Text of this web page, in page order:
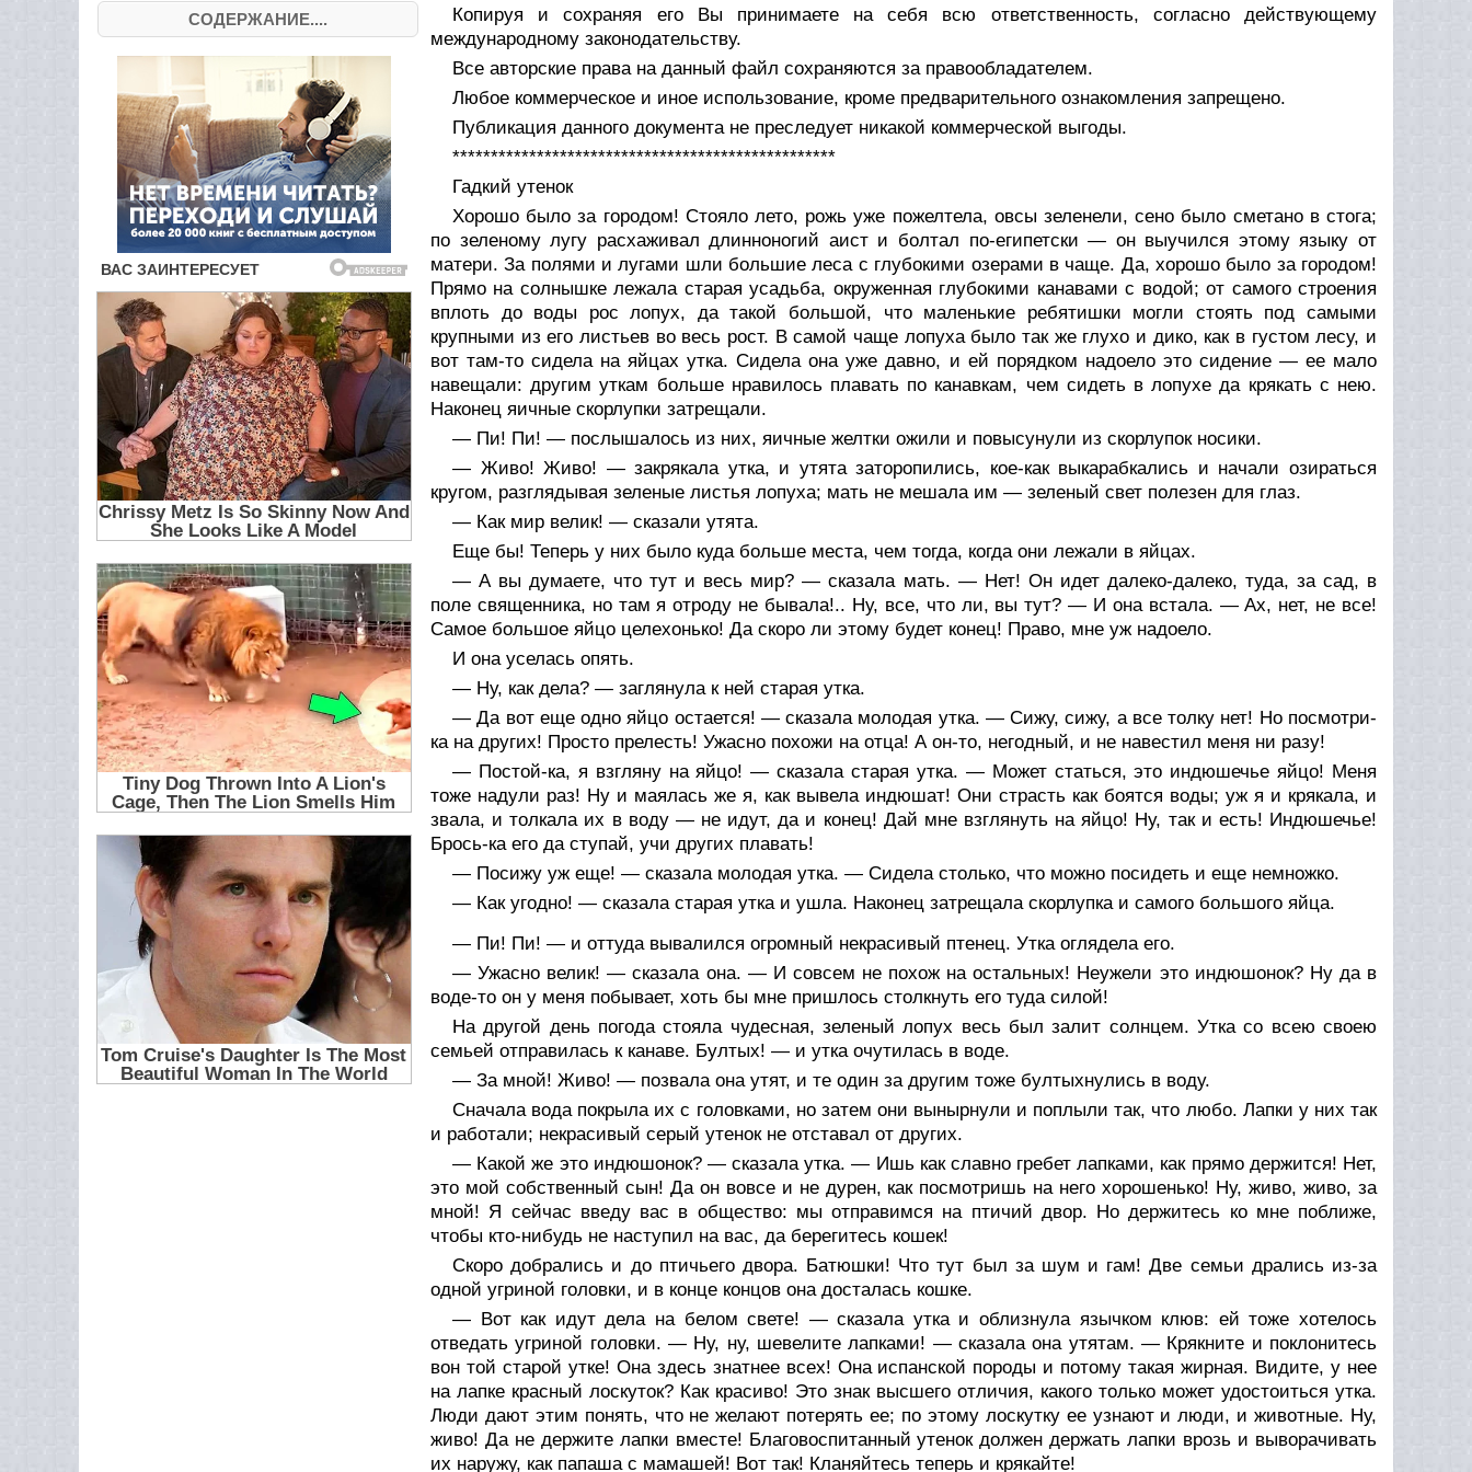
СОДЕРЖАНИЕ....
Копируя и сохраняя его Вы принимаете на себя всю ответственность, согласно действующему
международному законодательству.
Все авторские права на данный файл сохраняются за правообладателем.
Любое коммерческое и иное использование, кроме предварительного ознакомления запрещено.
Публикация данного документа не преследует никакой коммерческой выгоды.
**************************************************
Гадкий утенок
Хорошо было за городом! Стояло лето, рожь уже пожелтела, овсы зеленели, сено было сметано в стога;
по зеленому лугу расхаживал длинноногий аист и болтал по-египетски — он выучился этому языку от
матери. За полями и лугами шли большие леса с глубокими озерами в чаще. Да, хорошо было за городом!
Прямо на солнышке лежала старая усадьба, окруженная глубокими канавами с водой; от самого строения
вплоть до воды рос лопух, да такой большой, что маленькие ребятишки могли стоять под самыми
крупными из его листьев во весь рост. В самой чаще лопуха было так же глухо и дико, как в густом лесу, и
вот там-то сидела на яйцах утка. Сидела она уже давно, и ей порядком надоело это сидение — ее мало
навещали: другим уткам больше нравилось плавать по канавкам, чем сидеть в лопухе да крякать с нею.
Наконец яичные скорлупки затрещали.
— Пи! Пи! — послышалось из них, яичные желтки ожили и повысунули из скорлупок носики.
— Живо! Живо! — закрякала утка, и утята заторопились, кое-как выкарабкались и начали озираться
кругом, разглядывая зеленые листья лопуха; мать не мешала им — зеленый свет полезен для глаз.
— Как мир велик! — сказали утята.
Еще бы! Теперь у них было куда больше места, чем тогда, когда они лежали в яйцах.
— А вы думаете, что тут и весь мир? — сказала мать. — Нет! Он идет далеко-далеко, туда, за сад, в
поле священника, но там я отроду не бывала!.. Ну, все, что ли, вы тут? — И она встала. — Ах, нет, не все!
Самое большое яйцо целехонько! Да скоро ли этому будет конец! Право, мне уж надоело.
И она уселась опять.
— Ну, как дела? — заглянула к ней старая утка.
— Да вот еще одно яйцо остается! — сказала молодая утка. — Сижу, сижу, а все толку нет! Но посмотри-
ка на других! Просто прелесть! Ужасно похожи на отца! А он-то, негодный, и не навестил меня ни разу!
— Постой-ка, я взгляну на яйцо! — сказала старая утка. — Может статься, это индюшечье яйцо! Меня
тоже надули раз! Ну и маялась же я, как вывела индюшат! Они страсть как боятся воды; уж я и крякала, и
звала, и толкала их в воду — не идут, да и конец! Дай мне взглянуть на яйцо! Ну, так и есть! Индюшечье!
Брось-ка его да ступай, учи других плавать!
— Посижу уж еще! — сказала молодая утка. — Сидела столько, что можно посидеть и еще немножко.
— Как угодно! — сказала старая утка и ушла. Наконец затрещала скорлупка и самого большого яйца.
— Пи! Пи! — и оттуда вывалился огромный некрасивый птенец. Утка оглядела его.
— Ужасно велик! — сказала она. — И совсем не похож на остальных! Неужели это индюшонок? Ну да в
воде-то он у меня побывает, хоть бы мне пришлось столкнуть его туда силой!
На другой день погода стояла чудесная, зеленый лопух весь был залит солнцем. Утка со всею своею
семьей отправилась к канаве. Бултых! — и утка очутилась в воде.
— За мной! Живо! — позвала она утят, и те один за другим тоже бултыхнулись в воду.
Сначала вода покрыла их с головками, но затем они вынырнули и поплыли так, что любо. Лапки у них так
и работали; некрасивый серый утенок не отставал от других.
— Какой же это индюшонок? — сказала утка. — Ишь как славно гребет лапками, как прямо держится! Нет,
это мой собственный сын! Да он вовсе и не дурен, как посмотришь на него хорошенько! Ну, живо, живо, за
мной! Я сейчас введу вас в общество: мы отправимся на птичий двор. Но держитесь ко мне поближе,
чтобы кто-нибудь не наступил на вас, да берегитесь кошек!
Скоро добрались и до птичьего двора. Батюшки! Что тут был за шум и гам! Две семьи дрались из-за
одной угриной головки, и в конце концов она досталась кошке.
— Вот как идут дела на белом свете! — сказала утка и облизнула язычком клюв: ей тоже хотелось
отведать угриной головки. — Ну, ну, шевелите лапками! — сказала она утятам. — Крякните и поклонитесь
вон той старой утке! Она здесь знатнее всех! Она испанской породы и потому такая жирная. Видите, у нее
на лапке красный лоскуток? Как красиво! Это знак высшего отличия, какого только может удостоиться утка.
Люди дают этим понять, что не желают потерять ее; по этому лоскутку ее узнают и люди, и животные. Ну,
живо! Да не держите лапки вместе! Благовоспитанный утенок должен держать лапки врозь и выворачивать
их наружу, как папаша с мамашей! Вот так! Кланяйтесь теперь и крякайте!